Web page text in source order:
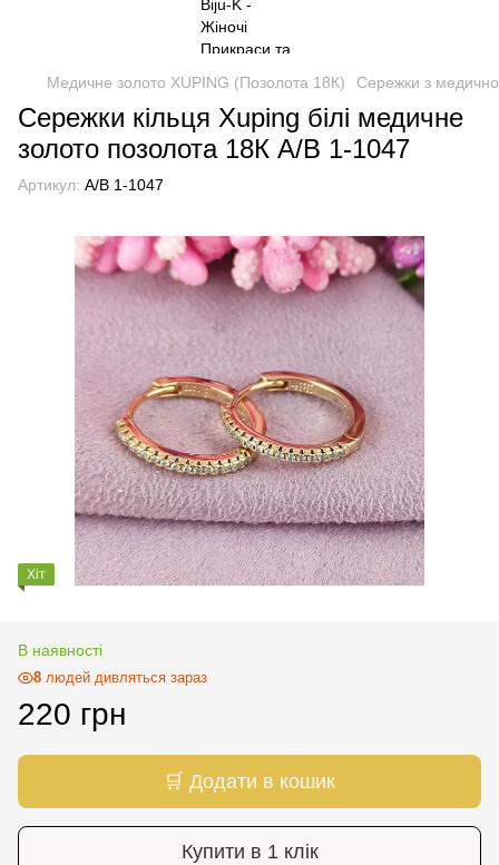
Медичне золото XUPING (Позолота 18К) Сережки з
Сережки кільця Xuping білі медичне
золото позолота 18К А/В 1-1047
Артикул: А/В 1-1047
Хіт
В наявності
8 людей дивляться зараз
220 грн
🛒 Додати в кошик
Купити в 1 клік